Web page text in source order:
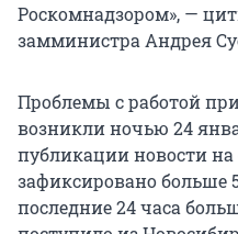
Роскомнадзором», —
замминистра Андрея
Проблемы с работой
возникли ночью 24
публикации новости на
зафиксировано больше
последние 24 часа